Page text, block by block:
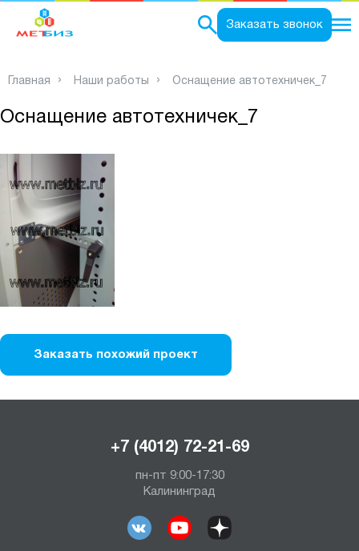
Заказать звонок
Главная Наши работы Оснащение автотехничек_7
Оснащение автотехничек_7
Заказать похожий проект
+7 (4012) 72-21-69
пн-пт 9:00-17:30
Калининград